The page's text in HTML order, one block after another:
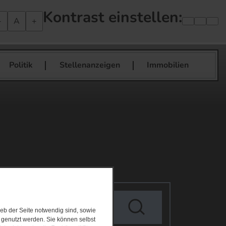
der Seite notwendig sind, sowie
werden. Sie können selbst
A + Kontrast einstellen:
Politik Stellenanzeigen Immobilien